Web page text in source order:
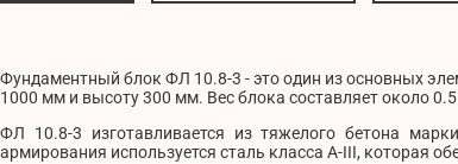
Фундаментный блок ФЛ 10.8-3 - это один из основных
1000 мм и высоту 300 мм. Вес блока составляет около
ФЛ 10.8-3 изготавливается из тяжелого бетона
армирования используется сталь класса A-III, которая